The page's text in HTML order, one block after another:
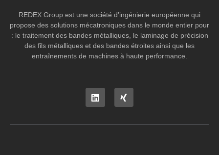
REDEX Group est une société d’ingénierie européenne qui
propose des solutions mécatroniques dans le monde entier pour
: le traitement des bandes métalliques, le laminage de précision
des fils métalliques et des bandes étroites ainsi que les
entraînements de machines à haute performance.